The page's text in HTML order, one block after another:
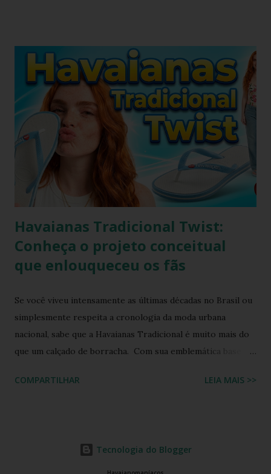
que um look com chinelo, não é mesmo? Não se preocupe,
existem ótimas técnicas que você pode usar para limpar e
deixar seu chinelo branco brilhando novamente. Aprenda
como fazer isso agora mesmo! Um chinelo que combina
muito bem com peças jeans é o chinelo havaianas modelo
tradicional, o modelo bicolor da havaianas. Principalmente o
modelo na versão branco e azul claro. Como manter
havaianas branca O chinelo branco é uma peça elegante que
combina com quase tudo, mas precisa de um pouco de ...
Havaianas Tradicional Twist:
Conheça o projeto conceitual
que enlouqueceu os fãs
Se você viveu intensamente as últimas décadas no Brasil ou
simplesmente respeita a cronologia da moda urbana
nacional, sabe que a Havaianas Tradicional é muito mais do
que um calçado de borracha. Com sua emblemática base
consolidou como o maior ícone cultural das nossas praias,
de calçados? A resposta está em um manifesto de
criatividade digital que está balançando as comunidades de
COMPARTILHAR LEIA MAIS >>
Tecnologia do Blogger